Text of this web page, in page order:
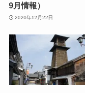
9月情報）
2020年12月22日